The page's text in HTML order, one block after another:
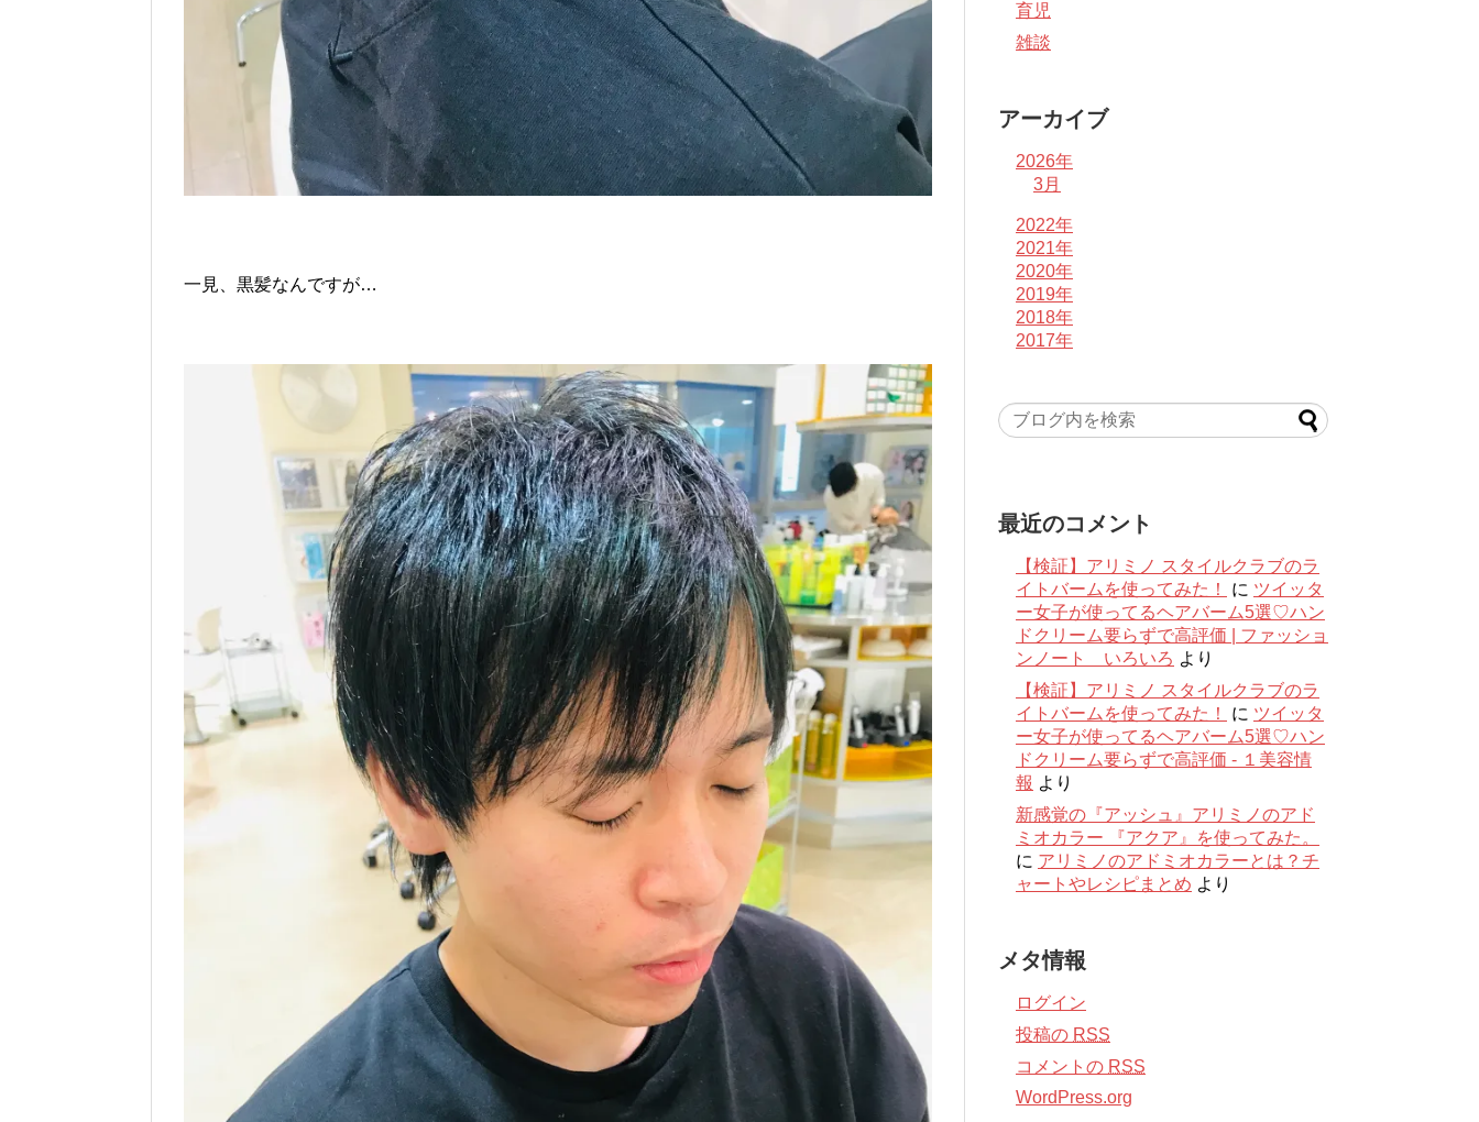
一見、黒髪なんですが…
育児
雑談
アーカイブ
2026年
3月
2022年
2021年
2020年
2019年
2018年
2017年
最近のコメント
【検証】アリミノ スタイルクラブのラ
イトバームを使ってみた！
に ツイッタ
ー女子が使ってるヘアバーム5選♡ハン
ドクリーム要らずで高評価 | ファッショ
ンノート いろいろ より
【検証】アリミノ スタイルクラブのラ
イトバームを使ってみた！
に ツイッタ
ー女子が使ってるヘアバーム5選♡ハン
ドクリーム要らずで高評価 - １美容情
報 より
新感覚の『アッシュ』アリミノのアド
ミオカラー 『アクア』を使ってみた。
に アリミノのアドミオカラーとは？チ
ャートやレシピまとめ より
メタ情報
ログイン
投稿の RSS
コメントの RSS
WordPress.org